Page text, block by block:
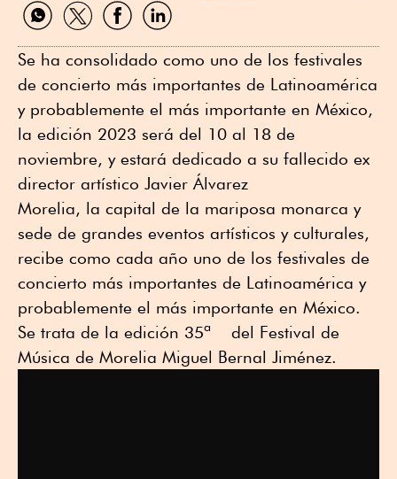
por
por
por
por
Se ha consolidado como uno de los festivales
de concierto más importantes de Latinoamérica
y probablemente el más importante en México,
la edición 2023 será del 10 al 18 de
noviembre, y estará dedicado a su fallecido ex
director artístico Javier Álvarez
Morelia, la capital de la mariposa monarca y
sede de grandes eventos artísticos y culturales,
recibe como cada año uno de los festivales de
concierto más importantes de Latinoamérica y
probablemente el más importante en México.
Se trata de la edición 35ª del Festival de
Música de Morelia Miguel Bernal Jiménez.